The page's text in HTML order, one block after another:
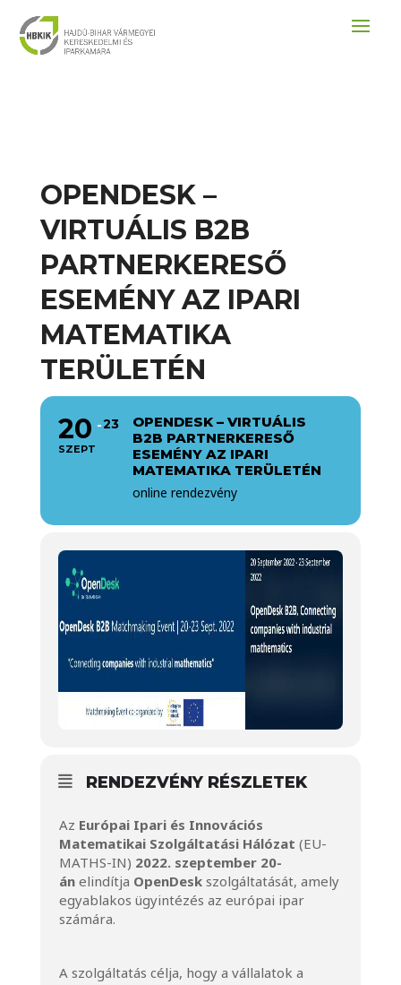
OPENDESK –
VIRTUÁLIS B2B
PARTNERKERESŐ
ESEMÉNY AZ IPARI
MATEMATIKA
TERÜLETÉN
20
SZEPT
23
OPENDESK – VIRTUÁLIS
B2B PARTNERKERESŐ
ESEMÉNY AZ IPARI
MATEMATIKA TERÜLETÉN
online rendezvény
RENDEZVÉNY RÉSZLETEK
Az Európai Ipari és Innovációs
Matematikai Szolgáltatási Hálózat (EU-
MATHS-IN) 2022. szeptember 20-
ánelindítja OpenDeskszolgáltatását, amely
egyablakos ügyintézés az európai ipar
számára.
A szolgáltatás célja, hogy a vállalatok a